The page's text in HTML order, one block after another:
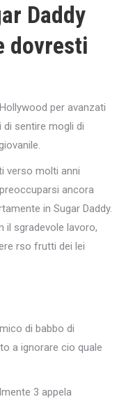
Daddy
dovresti
per avanzati
sentire mogli di
verso molti anni
ancora
in Sugar Daddy.
il sgradevole lavoro,
rso frutti dei lei
di babbo di
a ignorare cio quale
3 appela